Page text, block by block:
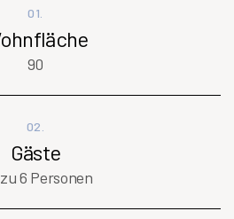
01.
90
02.
Gäste
6 Personen